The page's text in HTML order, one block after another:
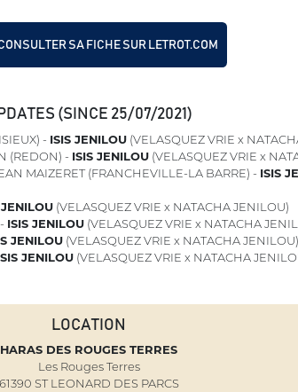
SA FICHE SUR LETROT.COM
(SINCE 25/07/2021)
- ISIS JENILOU(VELASQUEZ VRIE x
(REDON) - ISIS JENILOU(VELASQUEZ VRIE x
MAIZERET (FRANCHEVILLE-LA BARRE) - ISIS
JENILOU(VELASQUEZ VRIE x NATACHA JENILOU)
ISIS JENILOU(VELASQUEZ VRIE x NATACHA
JENILOU(VELASQUEZ VRIE x NATACHA JENILOU)
JENILOU(VELASQUEZ VRIE x NATACHA
LOCATION
HARAS DES ROUGES TERRES
Les Rouges Terres
61390 ST LEONARD DES PARCS